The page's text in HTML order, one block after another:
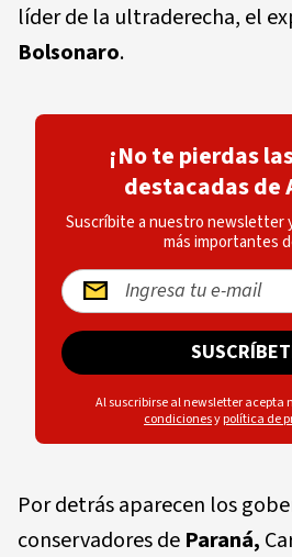
líder de la ultraderecha, el
Bolsonaro.
¡No te pierdas
destacadas de
Suscríbite a nuestro newsletter
más importantes
Al suscribirse al newsletter acepta
condicionesypolítica de
Por detrás aparecen los
conservadores de Paraná,